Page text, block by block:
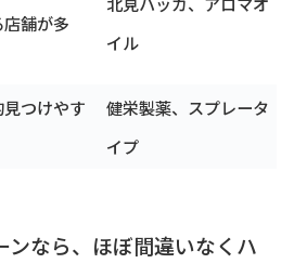
舗が多
イル
つけやす
健栄製薬、スプレータ
イプ
ンなら、ほぼ間違いなくハ